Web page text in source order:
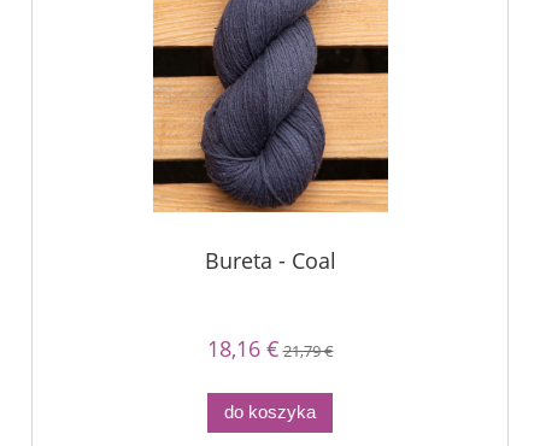
Bureta - Coal
18,16 €21,79 €
do koszyka